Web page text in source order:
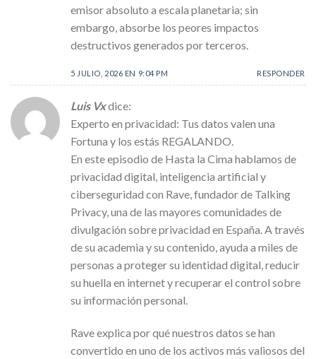
emisor absoluto a escala planetaria; sin
embargo, absorbe los peores impactos
destructivos generados por terceros.
5 JULIO, 2026 EN 9:04 PM RESPONDER
Luis Vxdice:
Experto en privacidad: Tus datos valen una
Fortuna y los estás REGALANDO.
En este episodio de Hasta la Cima hablamos de
privacidad digital, inteligencia artificial y
ciberseguridad con Rave, fundador de Talking
Privacy, una de las mayores comunidades de
divulgación sobre privacidad en España. A través
de su academia y su contenido, ayuda a miles de
personas a proteger su identidad digital, reducir
su huella en internet y recuperar el control sobre
su información personal.
Rave explica por qué nuestros datos se han
convertido en uno de los activos más valiosos del